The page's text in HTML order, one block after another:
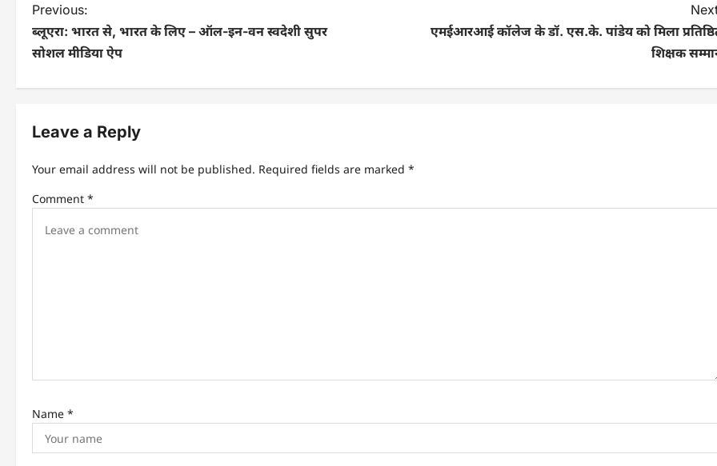
P
o
n
i
n
Previous:
ब्लूएरा: भारत से, भारत के लिए – ऑल-इन-वन स्वदेशी सुपर
सोशल मीडिया ऐप
एमईआरआई कॉलेज के डॉ. एस.के. पांडेय को मिला
शिक्षक
Leave a Reply
Your email address will not be published. Required fields are marked *
Comment *
Name *